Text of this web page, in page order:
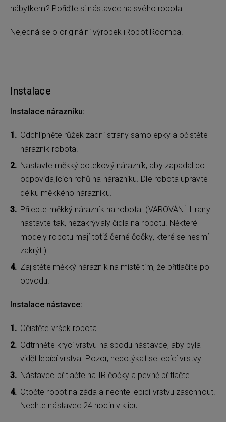
nábytkem? Pořiďte si nástavec na svého robota.
Nejedná se o originální výrobek iRobot Roomba.
Instalace
Instalace nárazníku:
Odchlípněte růžek zadní strany samolepky a očistěte
nárazník robota.
Nastavte měkký dotekový nárazník, aby zapadal do
odpovídajících rohů na nárazníku. Dle robota upravte
délku měkkého nárazníku.
Přilepte měkký nárazník na robota. (VAROVÁNÍ: Hrany
nastavte tak, nezakrývaly čidla na robotu. Některé
modely robotu mají totiž černé čočky, které se nesmí
zakrýt.)
Zajistěte měkký nárazník na místě tím, že přitlačíte po
obvodu.
Instalace nástavce:
Očistěte vršek robota.
Odtrhněte krycí vrstvu na spodu nástavce, aby byla
vidět lepící vrstva. Pozor, nedotýkat se lepící vrstvy.
Nástavec přitlačte na IR čočky a pevně přitlačte.
Otočte robot na záda a nechte lepicí vrstvu zaschnout.
Nechte nástavec 24 hodin v klidu.